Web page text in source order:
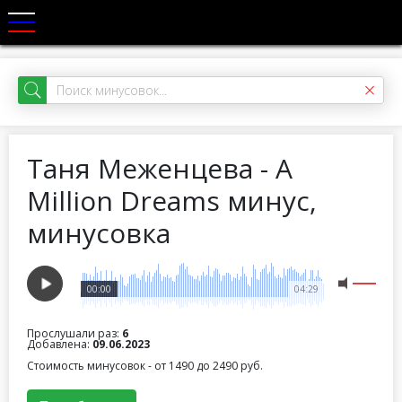
Таня Меженцева - A
Million Dreams минус,
минусовка
04:29
00:00
Прослушали раз: 6
Добавлена: 09.06.2023
Стоимость минусовок - от 1490 до 2490 руб.